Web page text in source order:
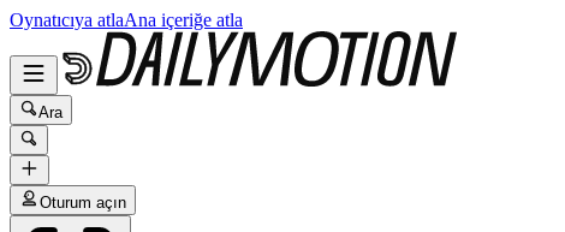
Oynatıcıya atlaAna içeriğe atla
Ara
Oturum açın